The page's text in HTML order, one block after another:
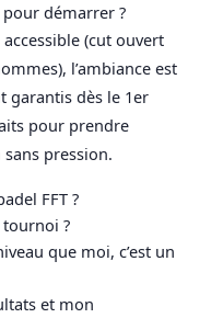
démarrer ?
(cut ouvert
l’ambiance est
garantis dès le 1er
pour prendre
pression.
FFT ?
?
que moi, c’est un
et mon